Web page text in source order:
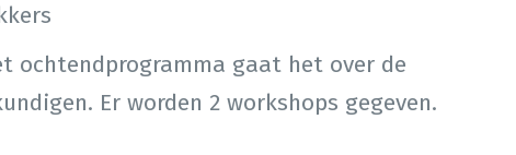
ochtendprogramma gaat het over de
Er worden 2 workshops gegeven.